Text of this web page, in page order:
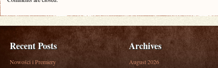
Recent Posts
Nowości i Premiery
Archives
August 2026